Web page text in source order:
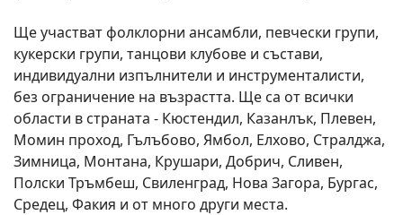
Ще участват фолклорни ансамбли, певчески групи,
кукерски групи, танцови клубове и състави,
индивидуални изпълнители и инструменталисти,
без ограничение на възрастта. Ще са от всички
области в страната - Кюстендил, Казанлък, Плевен,
Момин проход, Гълъбово, Ямбол, Елхово, Стралджа,
Зимница, Монтана, Крушари, Добрич, Сливен,
Полски Тръмбеш, Свиленград, Нова Загора, Бургас,
Средец, Факия и от много други места.